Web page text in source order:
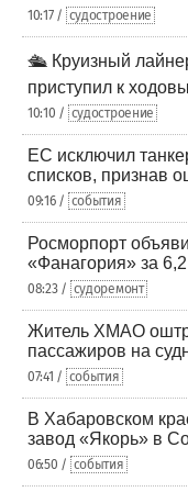
10:17 / судостроение
🛳️ Круизный
приступил к
10:10 / судостроение
ЕС исключил
списков, признав
09:16 / события
Росморпорт
«Фанагория» за
08:23 / судоремонт
Житель ХМАО
пассажиров на
07:41 / события
В Хабаровском
завод «Якорь» в
06:50 / события